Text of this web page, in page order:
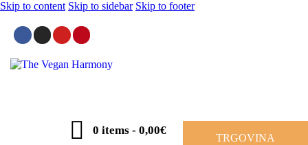
Skip to content Skip to sidebar Skip to footer
0 items - 0,00€
TRGOVINA